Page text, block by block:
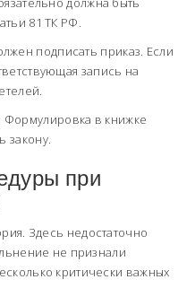
81 ТК РФ.
подписать приказ. Если
запись на
Формулировка в книжке
закону.
при
Здесь недостаточно
не признали
критически важных